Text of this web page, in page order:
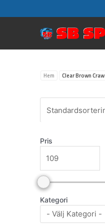
till
Hem Clear Brown Craw
Pris
Kategori